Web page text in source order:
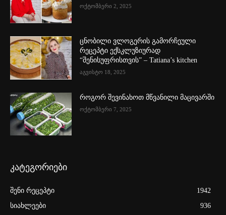
ოქტომბერი 2, 2025
ცნობილი ვლოგერის გამორჩეული
რეცეპტი ექსკლუზიურად
“შენისუფრისთვის” – Tatiana’s kitchen
აგვისტო 18, 2025
როგორ შევინახოთ მწვანილი მაცივარში
ოქტომბერი 7, 2025
კატეგორიები
შენი რეცეპტი
1942
სიახლეები
936